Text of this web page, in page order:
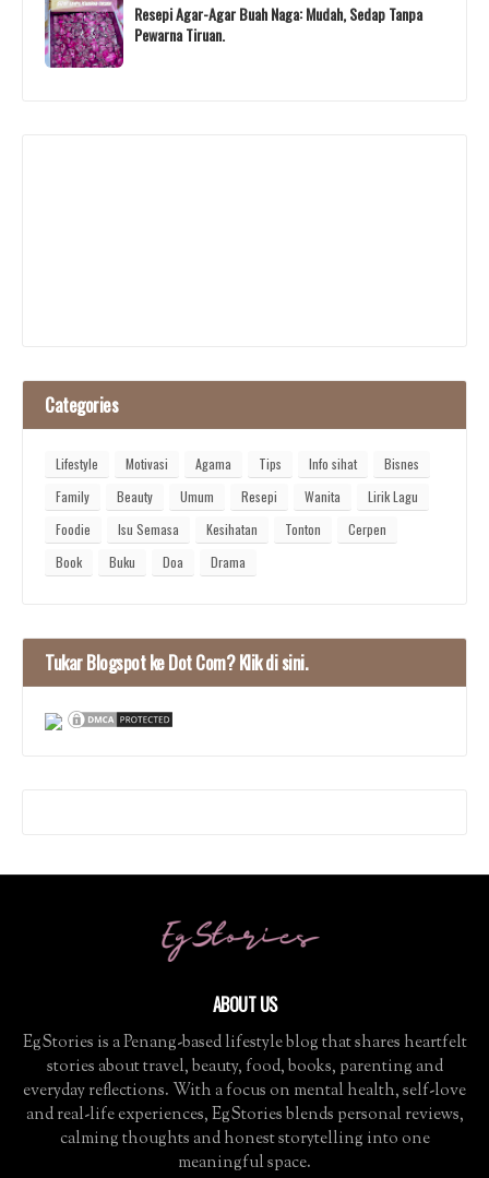
Resepi Agar-Agar Buah Naga: Mudah, Sedap Tanpa
Pewarna Tiruan.
Categories
Lifestyle Motivasi Agama Tips Info sihat
Bisnes
Family
Beauty Umum Resepi Wanita
Lirik Lagu
Foodie
Isu Semasa Kesihatan Tonton
Cerpen
Book
Buku Doa Drama
Tukar Blogspot ke Dot Com? Klik di sini.
ABOUT US
EgStories is a Penang-based lifestyle blog that shares heartfelt
stories about travel, beauty, food, books, parenting and
everyday reflections. With a focus on mental health, self-love
and real-life experiences, EgStories blends personal reviews,
calming thoughts and honest storytelling into one
meaningful space.